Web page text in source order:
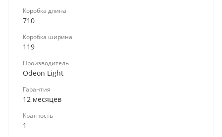
Коробка длина
710
Коробка ширина
119
Производитель
Odeon Light
Гарантия
12 месяцев
Кратность
1